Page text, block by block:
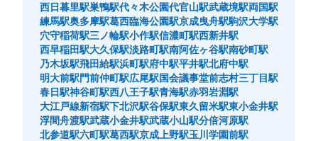
西日暮里駅巣鴨駅代々木公園代官山駅武蔵境駅両国駅
練馬駅奥多摩駅葛西臨海公園駅京成曳舟駅駒沢大学駅
穴守稲荷駅三ノ輪駅小作駅信濃町駅西新井駅
西早稲田駅大久保駅淡路町駅南阿佐ヶ谷駅南砂町駅
乃木坂駅飛田給駅浜町駅府中駅平井駅北府中駅
明大前駅門前仲町駅広尾駅国会議事堂前志村三丁目駅
春日駅神谷町駅西八王子駅青海駅赤羽岩淵駅
大江戸線新宿駅下北沢駅谷保駅東久留米駅東小金井駅
浮間舟渡駅武蔵小金井駅武蔵小山駅分倍河原駅
北参道駅六町駅葛西駅京成上野駅玉川学園前駅